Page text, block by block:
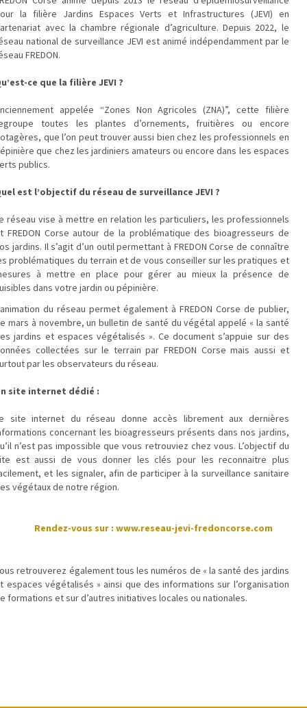
la filière Jardins Espaces Verts et Infrastructures (JEVI) en
avec la chambre régionale d’agriculture. Depuis 2022, le
national de surveillance JEVI est animé indépendamment par le
FREDON.
ce que la filière JEVI ?
appelée “Zones Non Agricoles (ZNA)”, cette filière
toutes les plantes d’ornements, fruitières ou encore
que l’on peut trouver aussi bien chez les professionnels en
que chez les jardiniers amateurs ou encore dans les espaces
publics.
est l’objectif du réseau de surveillance JEVI ?
réseau vise à mettre en relation les particuliers, les professionnels
FREDON Corse autour de la problématique des bioagresseurs de
jardins. Il s’agit d’un outil permettant à FREDON Corse de connaître
problématiques du terrain et de vous conseiller sur les pratiques et
à mettre en place pour gérer au mieux la présence de
dans votre jardin ou pépinière.
du réseau permet également à FREDON Corse de publier,
mars à novembre, un bulletin de santé du végétal appelé « la santé
jardins et espaces végétalisés ». Ce document s’appuie sur des
collectées sur le terrain par FREDON Corse mais aussi et
par les observateurs du réseau.
site internet dédié :
site internet du réseau donne accès librement aux dernières
concernant les bioagresseurs présents dans nos jardins,
n’est pas impossible que vous retrouviez chez vous. L’objectif du
est aussi de vous donner les clés pour les reconnaitre plus
et les signaler, afin de participer à la surveillance sanitaire
végétaux de notre région.
Rendez-vous sur : www.reseau-jevi-fredoncorse.com
retrouverez également tous les numéros de « la santé des jardins
espaces végétalisés » ainsi que des informations sur l’organisation
formations et sur d’autres initiatives locales ou nationales.